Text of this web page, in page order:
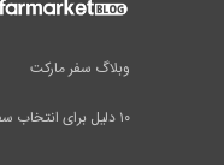
وبلاگ سفر مارکت
۱۰ دلیل برای انتخاب سفر مارکت